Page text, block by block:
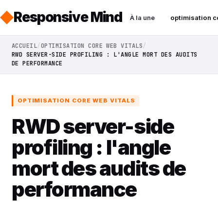
Responsive Mind À la une optimisation
ACCUEIL OPTIMISATION CORE WEB VITALS
RWD SERVER-SIDE PROFILING : L'ANGLE MORT DES AUDITS
DE PERFORMANCE
OPTIMISATION CORE WEB VITALS
RWD server-side
profiling : l'angle
mort des audits de
performance